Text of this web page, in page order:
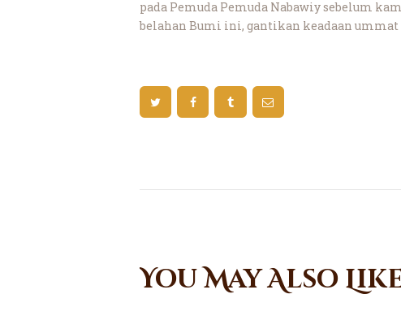
pada Pemuda Pemuda Nabawiy sebelum
belahan Bumi ini, gantikan keadaan ummat
You May Also